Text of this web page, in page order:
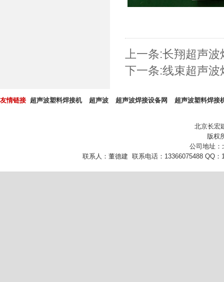
上一条:长翔超声波
下一条:线束超声波
友情链接 超声波塑料焊接机 超声波 超声波焊接设备网 超声波塑料焊接
北京长宏
版权
公司地址：
联系人：董德建 联系电话：13366075488 QQ：